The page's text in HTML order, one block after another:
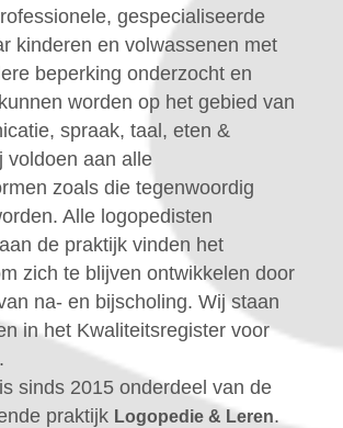
gespecialiseerde
kinderen en volwassenen met
beperking onderzocht en
worden op het gebied van
spraak, taal, eten &
voldoen aan alle
zoals die tegenwoordig
Alle logopedisten
de praktijk vinden het
zich te blijven ontwikkelen door
na- en bijscholing. Wij staan
in het Kwaliteitsregister voor
sinds 2015 onderdeel van de
praktijk Logopedie & Leren.